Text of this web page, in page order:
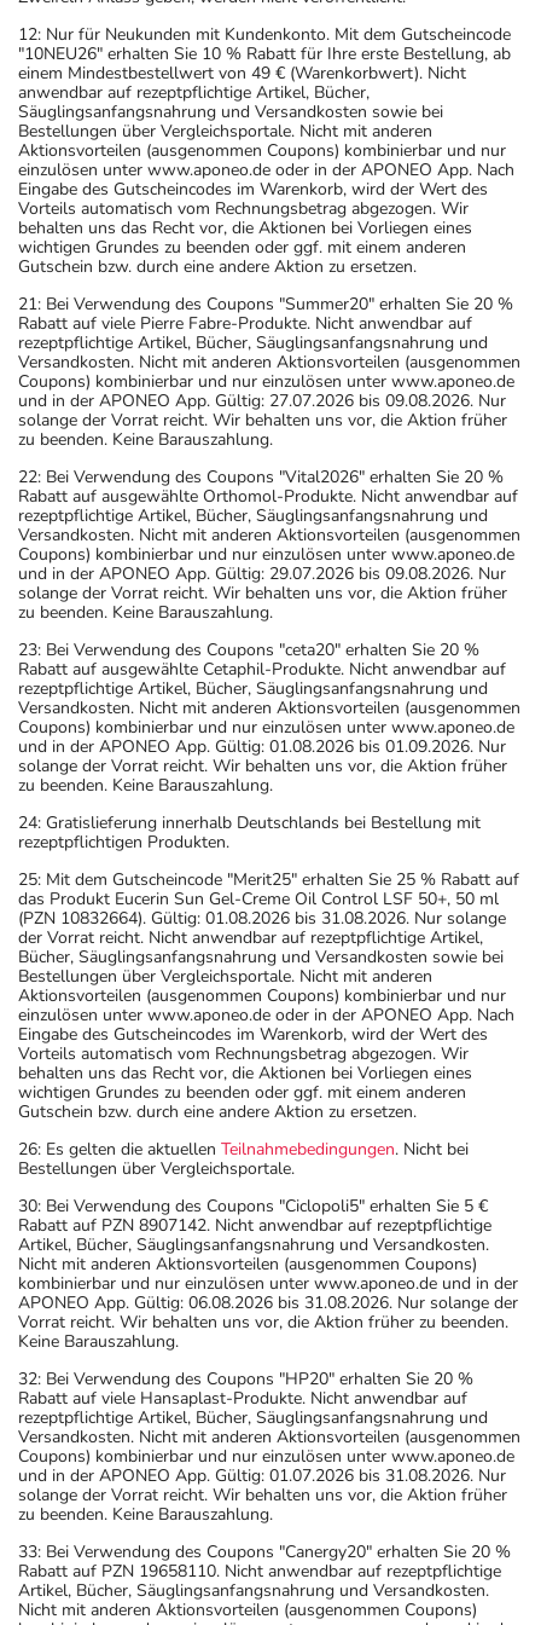
angegebenen Verfallsdatum. Das Verfallsdatum bezieht
sich auf den letzten Tag des angegebenen Monats.
12: Nur für Neukunden mit Kundenkonto. Mit dem Gutscheincode
"10NEU26" erhalten Sie 10 % Rabatt für Ihre erste Bestellung, ab
einem Mindestbestellwert von 49 € (Warenkorbwert). Nicht
anwendbar auf rezeptpflichtige Artikel, Bücher,
Säuglingsanfangsnahrung und Versandkosten sowie bei
Bestellungen über Vergleichsportale. Nicht mit anderen
Aktionsvorteilen (ausgenommen Coupons) kombinierbar und nur
einzulösen unter www.aponeo.de oder in der APONEO App. Nach
Eingabe des Gutscheincodes im Warenkorb, wird der Wert des
Vorteils automatisch vom Rechnungsbetrag abgezogen. Wir
behalten uns das Recht vor, die Aktionen bei Vorliegen eines
wichtigen Grundes zu beenden oder ggf. mit einem anderen
Gutschein bzw. durch eine andere Aktion zu ersetzen.
21: Bei Verwendung des Coupons "Summer20" erhalten Sie 20 %
Rabatt auf viele Pierre Fabre-Produkte. Nicht anwendbar auf
rezeptpflichtige Artikel, Bücher, Säuglingsanfangsnahrung und
Versandkosten. Nicht mit anderen Aktionsvorteilen (ausgenommen
Coupons) kombinierbar und nur einzulösen unter www.aponeo.de
und in der APONEO App. Gültig: 27.07.2026 bis 09.08.2026. Nur
solange der Vorrat reicht. Wir behalten uns vor, die Aktion früher
zu beenden. Keine Barauszahlung.
22: Bei Verwendung des Coupons "Vital2026" erhalten Sie 20 %
Rabatt auf ausgewählte Orthomol-Produkte. Nicht anwendbar auf
rezeptpflichtige Artikel, Bücher, Säuglingsanfangsnahrung und
Versandkosten. Nicht mit anderen Aktionsvorteilen (ausgenommen
Coupons) kombinierbar und nur einzulösen unter www.aponeo.de
und in der APONEO App. Gültig: 29.07.2026 bis 09.08.2026. Nur
solange der Vorrat reicht. Wir behalten uns vor, die Aktion früher
zu beenden. Keine Barauszahlung.
23: Bei Verwendung des Coupons "ceta20" erhalten Sie 20 %
Rabatt auf ausgewählte Cetaphil-Produkte. Nicht anwendbar auf
rezeptpflichtige Artikel, Bücher, Säuglingsanfangsnahrung und
Versandkosten. Nicht mit anderen Aktionsvorteilen (ausgenommen
Coupons) kombinierbar und nur einzulösen unter www.aponeo.de
und in der APONEO App. Gültig: 01.08.2026 bis 01.09.2026. Nur
solange der Vorrat reicht. Wir behalten uns vor, die Aktion früher
zu beenden. Keine Barauszahlung.
24: Gratislieferung innerhalb Deutschlands bei Bestellung mit
rezeptpflichtigen Produkten.
25: Mit dem Gutscheincode "Merit25" erhalten Sie 25 % Rabatt auf
das Produkt Eucerin Sun Gel-Creme Oil Control LSF 50+, 50 ml
(PZN 10832664). Gültig: 01.08.2026 bis 31.08.2026. Nur solange
der Vorrat reicht. Nicht anwendbar auf rezeptpflichtige Artikel,
Bücher, Säuglingsanfangsnahrung und Versandkosten sowie bei
Bestellungen über Vergleichsportale. Nicht mit anderen
Aktionsvorteilen (ausgenommen Coupons) kombinierbar und nur
einzulösen unter www.aponeo.de oder in der APONEO App. Nach
Eingabe des Gutscheincodes im Warenkorb, wird der Wert des
Vorteils automatisch vom Rechnungsbetrag abgezogen. Wir
behalten uns das Recht vor, die Aktionen bei Vorliegen eines
wichtigen Grundes zu beenden oder ggf. mit einem anderen
Gutschein bzw. durch eine andere Aktion zu ersetzen.
26: Es gelten die aktuellen Teilnahmebedingungen. Nicht bei
Bestellungen über Vergleichsportale.
30: Bei Verwendung des Coupons "Ciclopoli5" erhalten Sie 5 €
Rabatt auf PZN 8907142. Nicht anwendbar auf rezeptpflichtige
Artikel, Bücher, Säuglingsanfangsnahrung und Versandkosten.
Nicht mit anderen Aktionsvorteilen (ausgenommen Coupons)
kombinierbar und nur einzulösen unter www.aponeo.de und in der
APONEO App. Gültig: 06.08.2026 bis 31.08.2026. Nur solange der
Vorrat reicht. Wir behalten uns vor, die Aktion früher zu beenden.
Keine Barauszahlung.
32: Bei Verwendung des Coupons "HP20" erhalten Sie 20 %
Rabatt auf viele Hansaplast-Produkte. Nicht anwendbar auf
rezeptpflichtige Artikel, Bücher, Säuglingsanfangsnahrung und
Versandkosten. Nicht mit anderen Aktionsvorteilen (ausgenommen
Coupons) kombinierbar und nur einzulösen unter www.aponeo.de
und in der APONEO App. Gültig: 01.07.2026 bis 31.08.2026. Nur
solange der Vorrat reicht. Wir behalten uns vor, die Aktion früher
zu beenden. Keine Barauszahlung.
33: Bei Verwendung des Coupons "Canergy20" erhalten Sie 20 %
Rabatt auf PZN 19658110. Nicht anwendbar auf rezeptpflichtige
Artikel, Bücher, Säuglingsanfangsnahrung und Versandkosten.
Nicht mit anderen Aktionsvorteilen (ausgenommen Coupons)